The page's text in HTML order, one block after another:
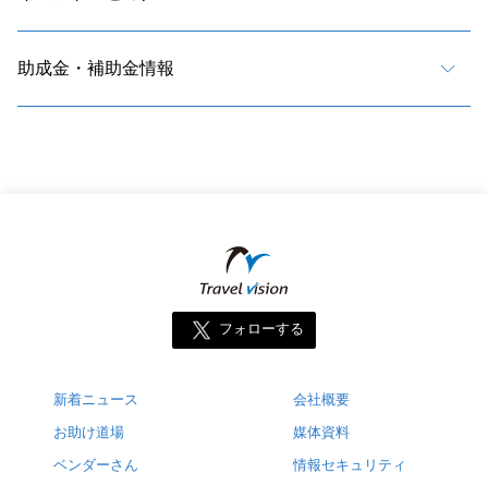
助成金・補助金情報
フォローする
新着ニュース
お助け道場
ベンダーさん
会社概要
媒体資料
情報セキュリティ